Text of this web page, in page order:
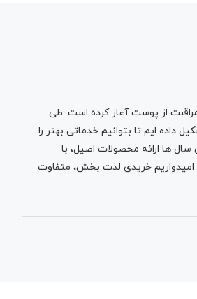
از پوست آغاز کرده است. طی
داده ایم تا بتوانیم خدماتی بهتر را
ها ارائه محصولات اصیل، با
امیدواریم خریدی لذت بخش، متفاوت